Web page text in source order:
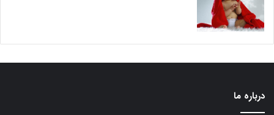
درباره ما